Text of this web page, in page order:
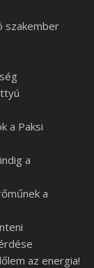
szakember
a Paksi
a
a
az energia!